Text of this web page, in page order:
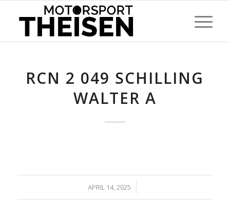
RCN 2 049 SCHILLING
WALTER A
APRIL 14, 2025
/